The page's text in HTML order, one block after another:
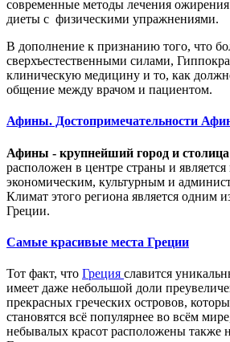
современные методы лечения ожирения
диеты с физическими упражнениями.
В дополнение к признанию того, что
сверхъестественными силами,
клиническую медицину и то, как
общение между врачом и пациентом.
Афины. Достопримечательности
Афины - крупнейший город и
расположен в центре страны и
экономическим, культурным и
Климат этого региона является одним
Греции.
Cамые красивые места Греции
Тот факт, что Греция славится
имеет даже небольшой доли
прекрасных греческих островов,
становятся всё популярнее во всём
небывалых красот расположены также